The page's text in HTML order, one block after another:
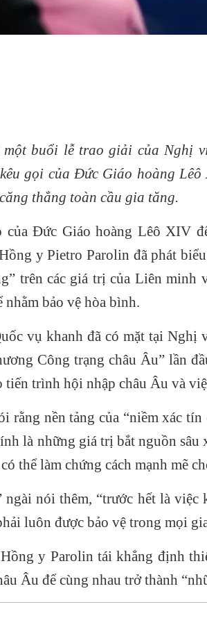
buổi lễ trao giải của Nghị
gọi của Đức Giáo hoàng
thẳng toàn cầu gia tăng.
của Đức Giáo hoàng Lêô XIV
y Pietro Parolin đã phát
trên các giá trị của Liên
nhằm bảo vệ hòa bình.
vụ khanh đã có mặt tại Nghị
Công trạng châu Âu” lần
tiến trình hội nhập châu Âu và
rằng nền tảng của “niềm xác
là những giá trị bắt nguồn
thể làm chứng cách mạnh mẽ
ngài nói thêm, “trước hết là
luôn được bảo vệ trong mọi
y Parolin tái khẳng định
Âu để cùng nhau trở thành